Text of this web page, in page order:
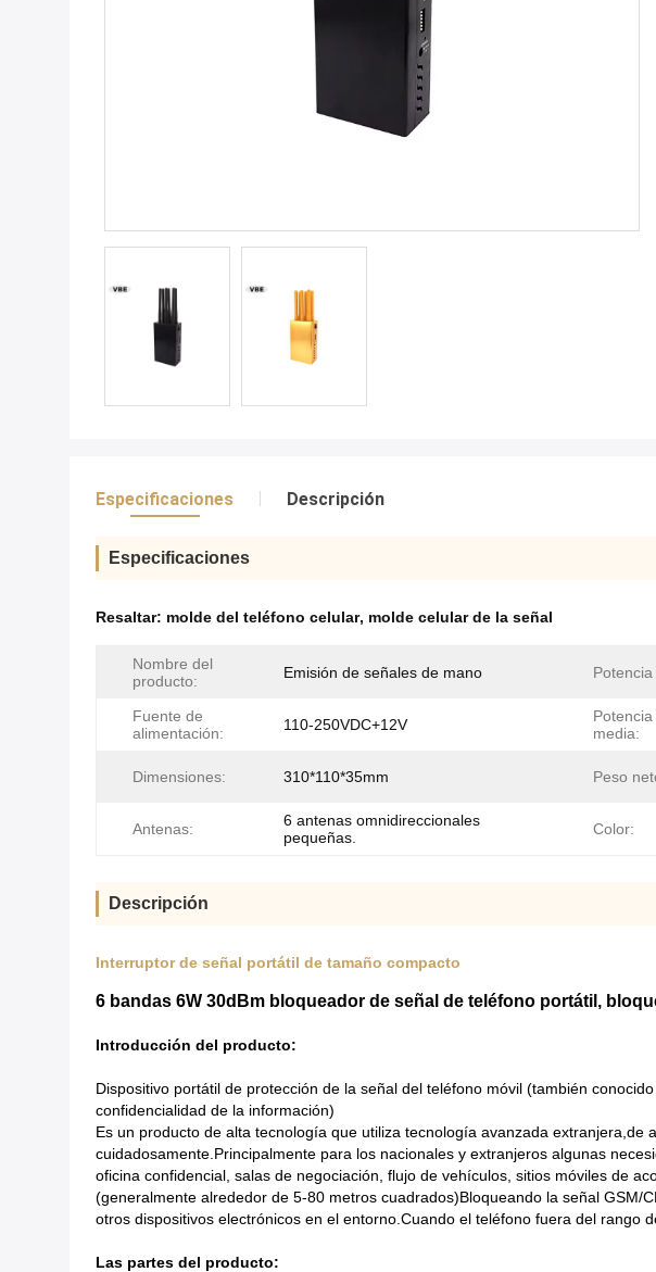
Especificaciones Descripción
Especificaciones
Resaltar: molde del teléfono celular, molde celular de la señal
Nombre del
producto:
Emisión de señales de mano
Fuente de
alimentación:
110-250VDC+12V
media:
Dimensiones: 310*110*35mm Peso
Antenas:
6 antenas omnidireccionales
pequeñas.
Color:
Descripción
Interruptor de señal portátil de tamaño compacto
6 bandas 6W 30dBm bloqueador de señal de teléfono portátil,
Introducción del producto:
Dispositivo portátil de protección de la señal del teléfono móvil (también
confidencialidad de la información)
Es un producto de alta tecnología que utiliza tecnología avanzada
cuidadosamente.Principalmente para los nacionales y extranjeros algunas
oficina confidencial, salas de negociación, flujo de vehículos, sitios móviles de
(generalmente alrededor de 5-80 metros cuadrados)Bloqueando la señal
otros dispositivos electrónicos en el entorno.Cuando el teléfono fuera del rango
Las partes del producto: